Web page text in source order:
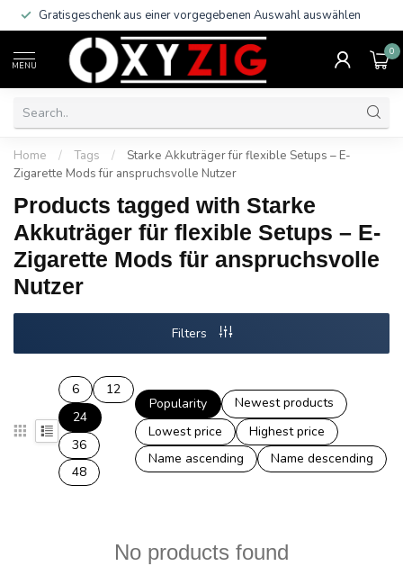
Gratisgeschenk aus einer vorgegebenen Auswahl auswählen
MENU
0
Home / Tags /
Starke Akkuträger für flexible Setups – E-
Zigarette Mods für anspruchsvolle Nutzer
Products tagged with Starke
Akkuträger für flexible Setups – E-
Zigarette Mods für anspruchsvolle
Nutzer
Filters
6
12
24
36
48
Popularity
Newest products
Lowest price
Highest price
Name ascending
Name descending
No products found